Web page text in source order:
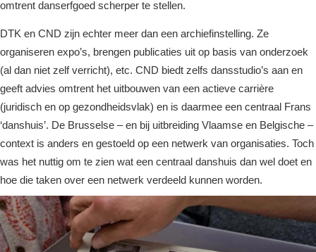
omtrent danserfgoed scherper te stellen.
DTK en CND zijn echter meer dan een archiefinstelling. Ze
organiseren expo’s, brengen publicaties uit op basis van onderzoek
(al dan niet zelf verricht), etc. CND biedt zelfs dansstudio’s aan en
geeft advies omtrent het uitbouwen van een actieve carrière
(juridisch en op gezondheidsvlak) en is daarmee een centraal Frans
‘danshuis’. De Brusselse – en bij uitbreiding Vlaamse en Belgische –
context is anders en gestoeld op een netwerk van organisaties. Toch
was het nuttig om te zien wat een centraal danshuis dan wel doet en
hoe die taken over een netwerk verdeeld kunnen worden.